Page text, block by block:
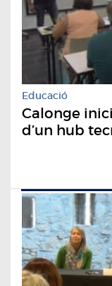
Educació
Calonge
d’un hub